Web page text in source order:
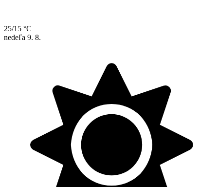
25/15 °C
nedeľa 9. 8.